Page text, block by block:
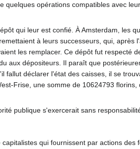
opérations compatibles avec
qui leur est confié. À Amsterdam, les
à leurs successeurs, qui, après
les remplacer. Ce dépôt fut respecté
aux dépositeurs. Il paraît que
déclarer l'état des caisses, il se
Frise, une somme de 10624793
publique s'exercerait sans
qui fournissent par actions des